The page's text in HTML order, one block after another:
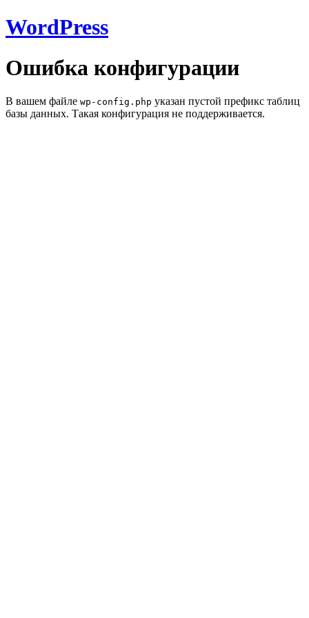
WordPress
Ошибка конфигурации
В вашем файле wp-config.php указан пустой префикс таблиц
базы данных. Такая конфигурация не поддерживается.